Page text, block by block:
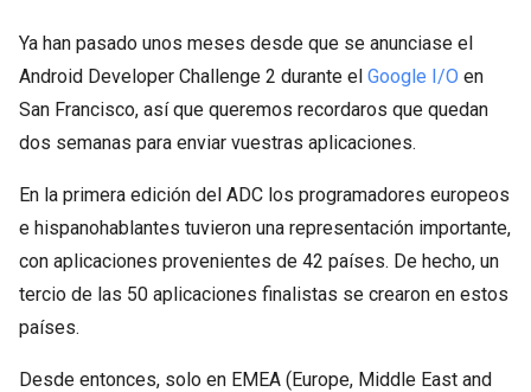
Ya han pasado unos meses desde que se anunciase el
Android Developer Challenge 2 durante el Google I/O en
San Francisco, así que queremos recordaros que quedan
dos semanas para enviar vuestras aplicaciones.
En la primera edición del ADC los programadores europeos
e hispanohablantes tuvieron una representación importante,
con aplicaciones provenientes de 42 países. De hecho, un
tercio de las 50 aplicaciones finalistas se crearon en estos
países.
Desde entonces, solo en EMEA (Europe, Middle East and